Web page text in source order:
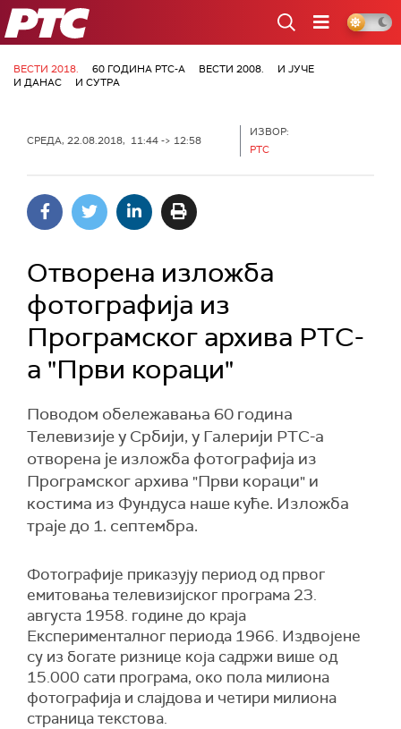
РТС
ВЕСТИ 2018. 60 ГОДИНА РТС-А ВЕСТИ 2008.
И ЈУЧЕ
И ДАНАС
И СУТРА
СРЕДА, 22.08.2018, 11:44 -> 12:58
ИЗВОР:
РТС
Отворена изложба
фотографија из
Програмског архива РТС-
а "Први кораци"
Поводом обележавања 60 година
Телевизије у Србији, у Галерији РТС-а
отворена је изложба фотографија из
Програмског архива "Први кораци" и
костима из Фундуса наше куће. Изложба
траје до 1. септембра.
Фотографије приказују период од првог
емитовања телевизијског програма 23.
августа 1958. године до краја
Експерименталног периода 1966. Издвојене
су из богате ризнице која садржи више од
15.000 сати програма, око пола милиона
фотографија и слајдова и четири милиона
страница текстова.